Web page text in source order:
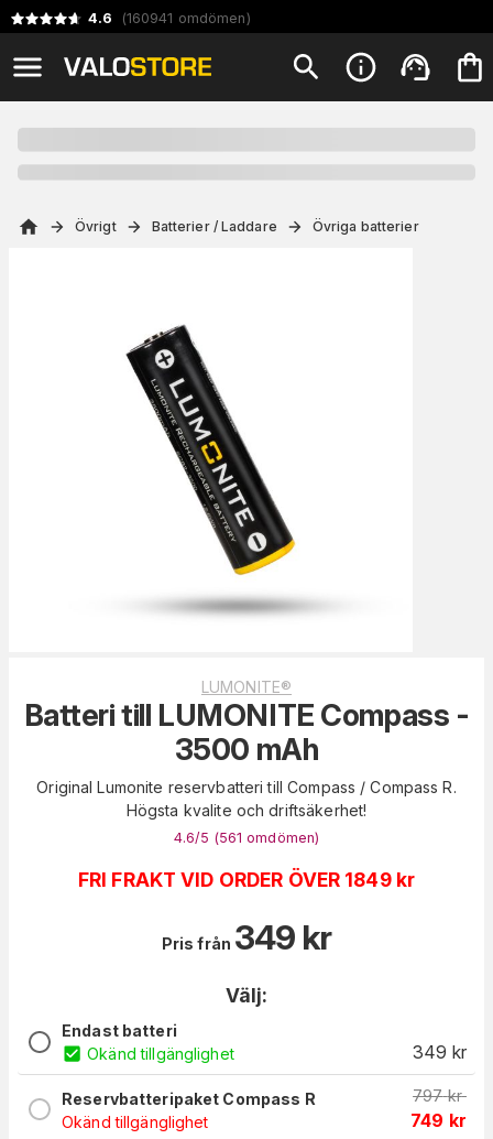
4.6 (160941 omdömen)
Övrigt Batterier / Laddare Övriga batterier
LUMONITE®
Batteri till LUMONITE Compass -
3500 mAh
Original Lumonite reservbatteri till Compass / Compass R.
Högsta kvalite och driftsäkerhet!
4.6/5 (561 omdömen)
FRI FRAKT VID ORDER ÖVER 1849 kr
Pris från 349 kr
Välj:
Endast batteri
Okänd tillgänglighet
349 kr
Reservbatteripaket Compass R
Okänd tillgänglighet
797 kr
749 kr